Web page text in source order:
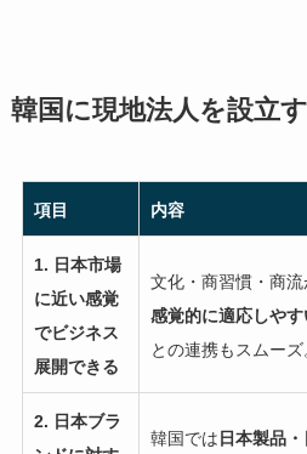
韓国に現地法人を設立
項目 内容
1. 日本市場
に近い感覚
でビジネス
展開できる
文化・商習慣・商流
感覚的に適応しやす
との連携もスムーズ
2. 日本ブラ
韓国では 日本製品